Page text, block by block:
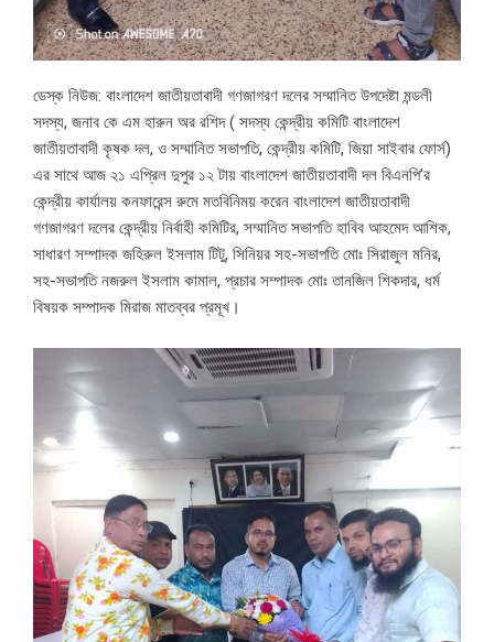
ডেস্ক নিউজ: বাংলাদেশ জাতীয়তাবাদী গণজাগরণ দলের সম্মানিত উপদেষ্টা মন্ডলী
সদস্য, জনাব কে এম হারুন অর রশিদ ( সদস্য কেন্দ্রীয় কমিটি বাংলাদেশ
জাতীয়তাবাদী কৃষক দল, ও সম্মানিত সভাপতি, কেন্দ্রীয় কমিটি, জিয়া সাইবার ফোর্স)
এর সাথে আজ ২১ এপ্রিল দুপুর ১২ টায় বাংলাদেশ জাতীয়তাবাদী দল বিএনপি’র
কেন্দ্রীয় কার্যালয় কনফারেন্স রুমে মতবিনিময় করেন বাংলাদেশ জাতীয়তাবাদী
গণজাগরণ দলের কেন্দ্রীয় নির্বাহী কমিটির, সম্মানিত সভাপতি হাবিব আহমেদ আশিক,
সাধারণ সম্পাদক জহিরুল ইসলাম টিটু, সিনিয়র সহ-সভাপতি মোঃ সিরাজুল মনির,
সহ-সভাপতি নজরুল ইসলাম কামাল, প্রচার সম্পাদক মোঃ তানজিল শিকদার, ধর্ম
বিষয়ক সম্পাদক মিরাজ মাতব্বর প্রমূখ।